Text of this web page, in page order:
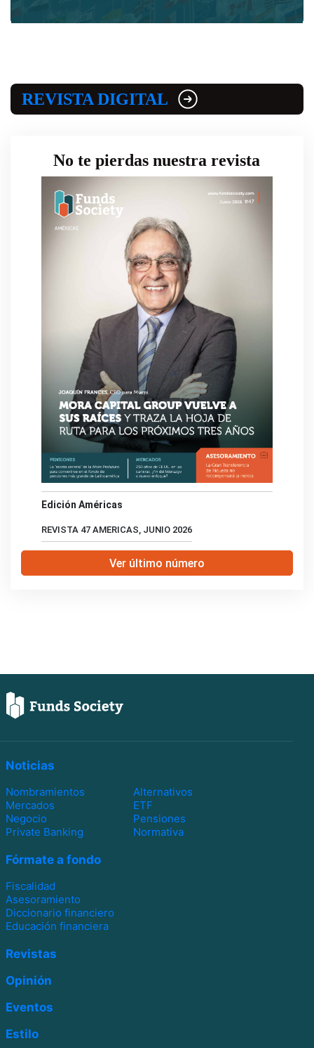
REVISTA DIGITAL
No te pierdas nuestra revista
Edición Américas
REVISTA 47 AMERICAS, JUNIO 2026
Ver último número
Noticias
Nombramientos
Alternativos
Mercados
ETF
Negocio
Pensiones
Private Banking
Normativa
Fórmate a fondo
Fiscalidad
Asesoramiento
Diccionario financiero
Educación financiera
Revistas
Opinión
Eventos
Estilo